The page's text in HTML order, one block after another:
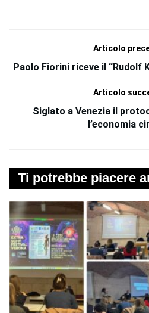
Articolo
Paolo Fiorini riceve il “Rudolf
Articolo
Siglato a Venezia il
l’economia
Ti potrebbe piacere